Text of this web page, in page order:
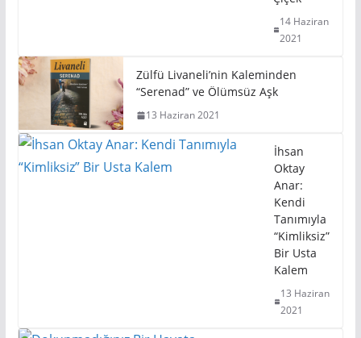
14 Haziran
2021
Zülfü Livaneli’nin Kaleminden
“Serenad” ve Ölümsüz Aşk
13 Haziran 2021
İhsan
Oktay
Anar:
Kendi
Tanımıyla
“Kimliksiz”
Bir Usta
Kalem
13 Haziran
2021